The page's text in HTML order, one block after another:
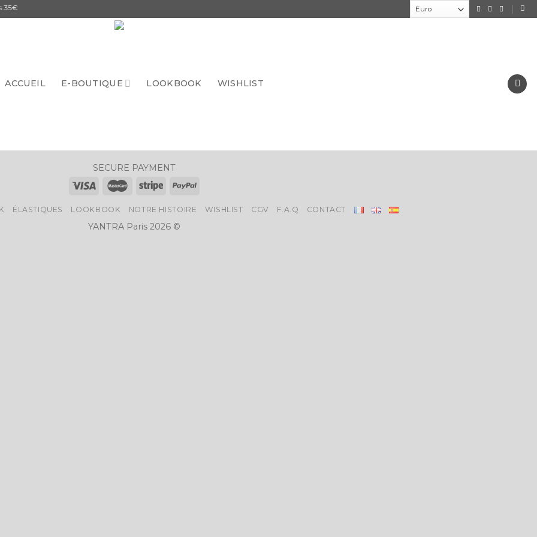
ACCUEIL E-BOUTIQUE LOOKBOOK WISHLIST
SECURE PAYMENT
ÉLASTIQUES LOOKBOOK NOTRE HISTOIRE WISHLIST CGV F.A.Q CONTACT
YANTRA Paris 2026 ©